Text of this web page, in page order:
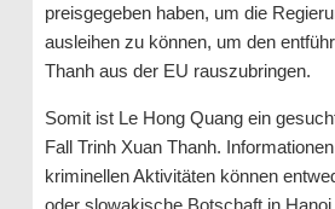
preisgegeben haben, um die
ausleihen zu können, um den
Thanh aus der EU rauszubringen.
Somit ist Le Hong Quang ein
Fall Trinh Xuan Thanh.
kriminellen Aktivitäten können
oder slowakische Botschaft in